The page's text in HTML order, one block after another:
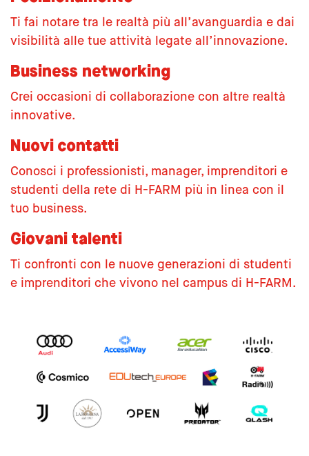
Ti fai notare tra le realtà più all’avanguardia e dai
visibilità alle tue attività legate all’innovazione.
Business networking
Crei occasioni di collaborazione con altre realtà
innovative.
Nuovi contatti
Conosci i professionisti, manager, imprenditori e
studenti della rete di H-FARM più in linea con il
tuo business.
Giovani talenti
Ti confronti con le nuove generazioni di studenti
e imprenditori che vivono nel campus di H-FARM.